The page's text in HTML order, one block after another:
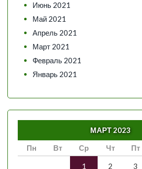
Июнь 2021
Май 2021
Апрель 2021
Март 2021
Февраль 2021
Январь 2021
МАРТ 2023
Пн
Вт Ср Чт Пт
1 2 3